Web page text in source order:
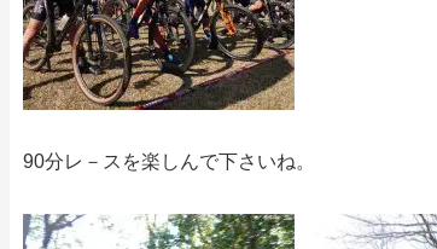
90分レ－スを楽しんで下さいね。